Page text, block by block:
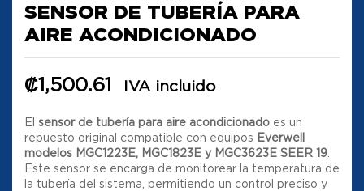
SENSOR DE TUBERÍA PARA
AIRE ACONDICIONADO
₡1,500.61 IVA incluido
El sensor de tubería para aire acondicionado es un
repuesto original compatible con equipos Everwell
modelos MGC1223E, MGC1823E y MGC3623E SEER 19
Este sensor se encarga de monitorear la temperatura de
la tubería del sistema, permitiendo un control preciso y